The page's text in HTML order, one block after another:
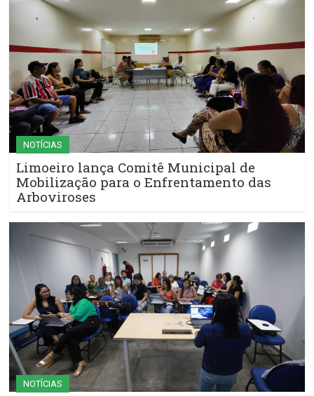
NOTÍCIAS
Limoeiro lança Comitê Municipal de
Mobilização para o Enfrentamento das
Arboviroses
NOTÍCIAS